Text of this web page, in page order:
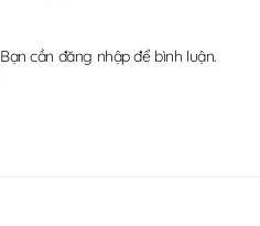
Bạn cần đăng nhậpđể bình luận.